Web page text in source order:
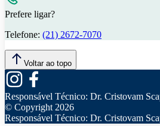
Prefere ligar?
Telefone: (21) 2672-7070
Voltar ao topo
Responsável Técnico: Dr. Cristovam
© Copyright 2026
Responsável Técnico: Dr. Cristovam